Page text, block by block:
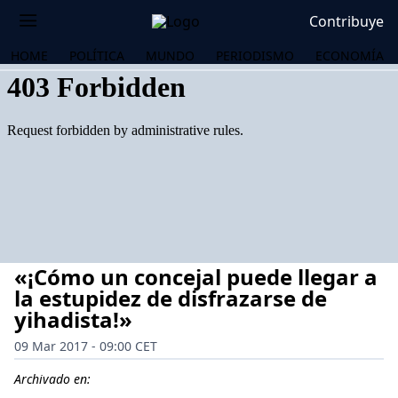
Contribuye
HOME POLÍTICA MUNDO PERIODISMO ECONOMÍA
«¡Cómo un concejal puede llegar a
la estupidez de disfrazarse de
yihadista!»
09 Mar 2017 - 09:00 CET
Archivado en: